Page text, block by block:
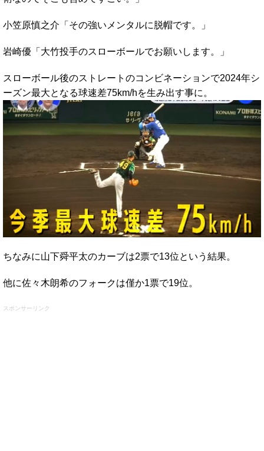
小笠原慎之介「その強いメンタルに脱帽です。」
岩崎優「大竹投手のスローボールでお願いします。」
スローボール後のストレートのコンビネーションで2024年シ
ーズン最大となる球速差75km/hを生み出す事に。
ちなみに山下舜平太のカーブは2票で13位という結果。
他に佐々木朗希のフォークは僅か1票で19位。
スポンサーリンク